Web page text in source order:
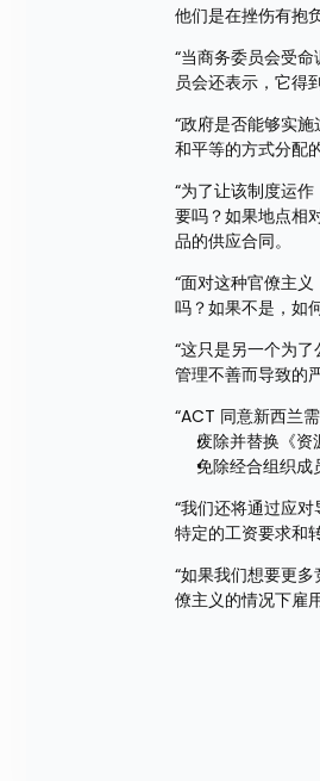
他们是在挫伤有抱
“当商务委员会受
员会还表示，它得
“政府是否能够实
和平等的方式分配
“为了让该制度运
要吗？如果地点相
品的供应合同。
“面对这种官僚主
吗？如果不是，如
“这只是另一个为
管理不善而导致的
“ACT 同意新西兰
废除并替换《资
免除经合组织成
“我们还将通过应
特定的工资要求和
“如果我们想要更
僚主义的情况下雇